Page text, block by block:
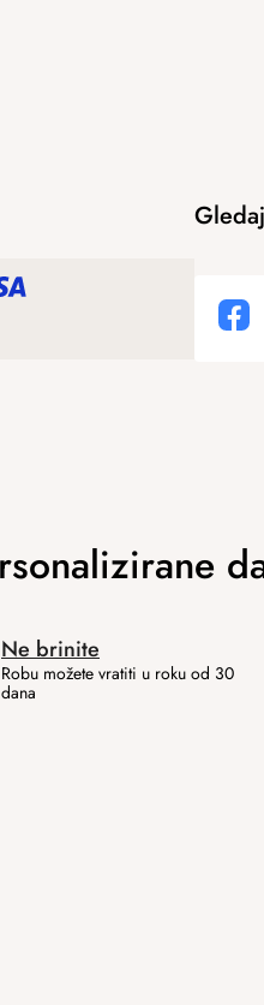
Ne brinite
Robu možete vratiti u roku od 30
dana